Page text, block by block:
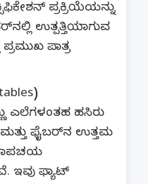
ಪ್ರಕ್ರಿಯೆಯನ್ನು
ಉತ್ಪತ್ತಿಯಾಗುವ
ಪ್ರಮುಖ ಪಾತ್ರ
ಎಲೆಗಳಂತಹ ಹಸಿರು
ಫೈಬರ್‌ನ ಉತ್ತಮ
ಇವು ಫ್ಯಾಟ್